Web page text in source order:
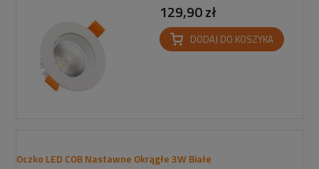
129,90 zł
DODAJ DO KOSZYKA
Oczko LED COB Nastawne Okrągłe 3W Białe